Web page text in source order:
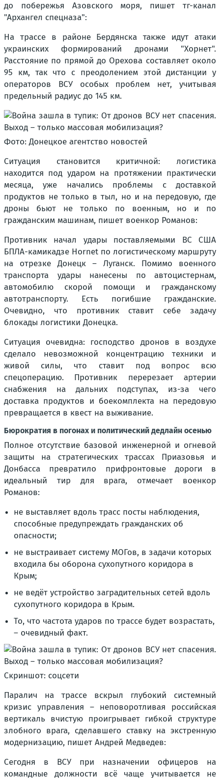
до побережья Азовского моря, пишет тг-канал
"Архангел спецназа":
На трассе в районе Бердянска также идут атаки
украинских формирований дронами "Хорнет".
Расстояние по прямой до Орехова составляет около
95 км, так что с преодолением этой дистанции у
операторов ВСУ особых проблем нет, учитывая
предельный радиус до 145 км.
Фото: Донецкое агентство новостей
Ситуация становится критичной: логистика
находится под ударом на протяжении практически
месяца, уже начались проблемы с доставкой
продуктов не только в тыл, но и на передовую, где
дроны бьют не только по военным, но и по
гражданским машинам, пишет военкор Романов:
Противник начал удары поставляемыми ВС США
БПЛА-камикадзе Hornet по логистическому маршруту
на отрезке Донецк – Луганск. Помимо военного
транспорта удары нанесены по автоцистернам,
автомобилю скорой помощи и гражданскому
автотранспорту. Есть погибшие гражданские.
Очевидно, что противник ставит себе задачу
блокады логистики Донецка.
Ситуация очевидна: господство дронов в воздухе
сделало невозможной концентрацию техники и
живой силы, что ставит под вопрос всю
спецоперацию. Противник перерезает артерии
снабжения на дальних подступах, из-за чего
доставка продуктов и боекомплекта на передовую
превращается в квест на выживание.
Бюрократия в погонах и политический дедлайн осенью
Полное отсутствие базовой инженерной и огневой
защиты на стратегических трассах Приазовья и
Донбасса превратило прифронтовые дороги в
идеальный тир для врага, отмечает военкор
Романов:
не выставляет вдоль трасс посты наблюдения,
способные предупреждать гражданских об
опасности;
не выстраивает систему МОГов, в задачи которых
входила бы оборона сухопутного коридора в
Крым;
не ведёт устройство заградительных сетей вдоль
сухопутного коридора в Крым.
То, что частота ударов по трассе будет возрастать,
– очевидный факт.
Скриншот: соцсети
Паралич на трассе вскрыл глубокий системный
кризис управления – неповоротливая российская
вертикаль вчистую проигрывает гибкой структуре
злобного врага, сделавшего ставку на экстренную
модернизацию, пишет Андрей Медведев:
Сегодня в ВСУ при назначении офицеров на
командные должности всё чаще учитывается не